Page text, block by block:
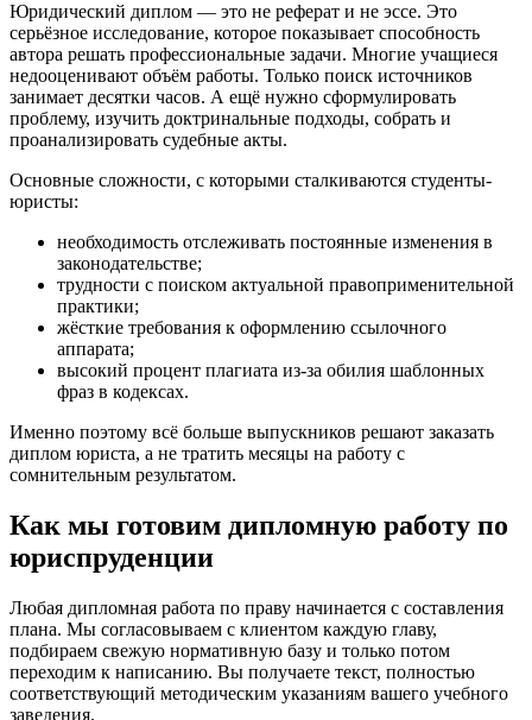
Юридический диплом — это не реферат и не эссе. Это
серьёзное исследование, которое показывает способность
автора решать профессиональные задачи. Многие учащиеся
недооценивают объём работы. Только поиск источников
занимает десятки часов. А ещё нужно сформулировать
проблему, изучить доктринальные подходы, собрать и
проанализировать судебные акты.
Основные сложности, с которыми сталкиваются студенты-
юристы:
необходимость отслеживать постоянные изменения в
законодательстве;
трудности с поиском актуальной правоприменительной
практики;
жёсткие требования к оформлению ссылочного
аппарата;
высокий процент плагиата из-за обилия шаблонных
фраз в кодексах.
Именно поэтому всё больше выпускников решают заказать
диплом юриста, а не тратить месяцы на работу с
сомнительным результатом.
Как мы готовим дипломную работу по
юриспруденции
Любая дипломная работа по праву начинается с составления
плана. Мы согласовываем с клиентом каждую главу,
подбираем свежую нормативную базу и только потом
переходим к написанию. Вы получаете текст, полностью
соответствующий методическим указаниям вашего учебного
заведения.